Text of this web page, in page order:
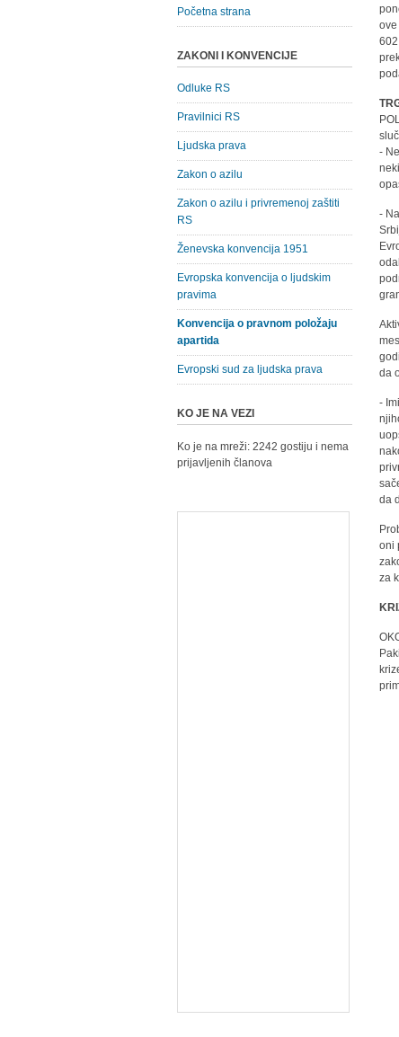
-
-
da
-
da
oni
za
Početna strana
ZAKONI I KONVENCIJE
Odluke RS
Pravilnici RS
Ljudska prava
Zakon o azilu
Zakon o azilu i privremenoj zaštiti
RS
Ženevska konvencija 1951
Evropska konvencija o ljudskim
pravima
Konvencija o pravnom položaju
apartida
Evropski sud za ljudska prava
KO JE NA VEZI
Ko je na mreži: 2242 gostiju i nema
prijavljenih članova